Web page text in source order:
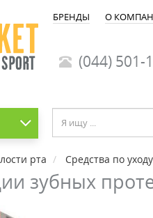
БРЕНДЫ О
(044) 501-
рта Средства по
зубных